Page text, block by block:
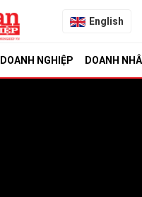
English
DOANH NGHIỆP DOANH